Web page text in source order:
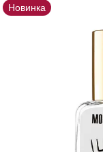
Новинка